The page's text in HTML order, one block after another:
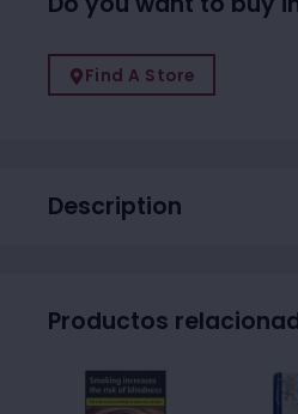
Find A Store
Description
Productos